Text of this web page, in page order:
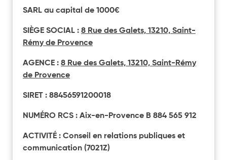
SARL au capital de 1000€
SIÈGE SOCIAL : 8 Rue des Galets, 13210, Saint-
Rémy de Provence
AGENCE : 8 Rue des Galets, 13210, Saint-Rémy
de Provence
SIRET : 88456591200018
NUMÉRO RCS : Aix-en-Provence B 884 565 912
ACTIVITÉ : Conseil en relations publiques et
communication (7021Z)